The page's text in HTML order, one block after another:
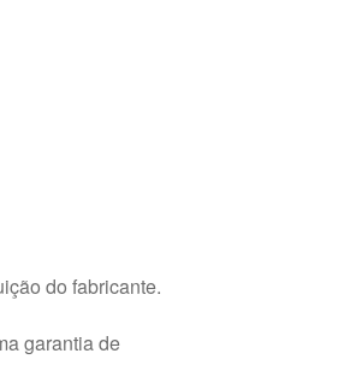
do fabricante.
garantia de